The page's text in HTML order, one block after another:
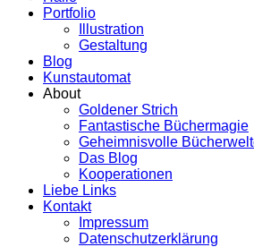
Portfolio
Illustration
Gestaltung
Blog
Kunstautomat
About
Goldener Strich
Fantastische Büchermagie
Geheimnisvolle
Das Blog
Kooperationen
Liebe Links
Kontakt
Impressum
Datenschutzerklärung